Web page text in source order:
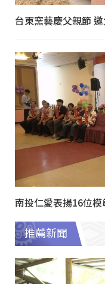
台東窯藝慶父親節
南投仁愛表揚16位
推薦新聞